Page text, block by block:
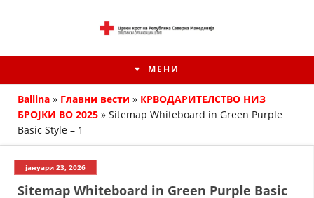
МЕНИ
Ballina » Главни вести » КРВОДАРИТЕЛСТВО НИЗ
БРОЈКИ ВО 2025 » Sitemap Whiteboard in Green Purple
Basic Style – 1
јануари 23, 2026
Sitemap Whiteboard in Green Purple Basic